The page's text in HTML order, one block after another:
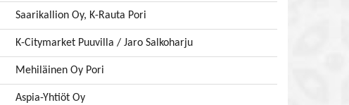
Saarikallion Oy, K-Rauta Pori
K-Citymarket Puuvilla / Jaro Salkoharju
Mehiläinen Oy Pori
Aspia-Yhtiöt Oy